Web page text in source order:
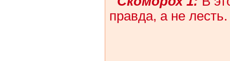
правда, а не лесть.